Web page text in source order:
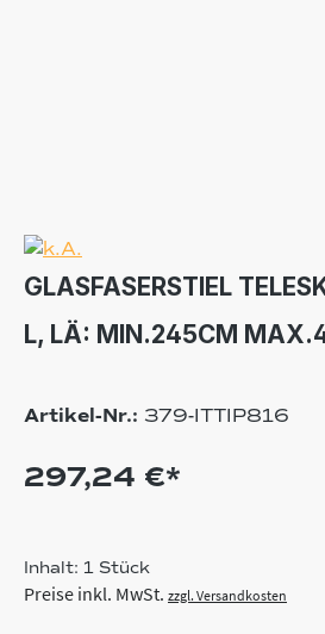
GLASFASERSTIEL
L, LÄ: MIN.245CM
Artikel-Nr.: 379-ITTIP816
297,24 €*
Inhalt: 1 Stück
Preise inkl. MwSt. zzgl. Versandkosten